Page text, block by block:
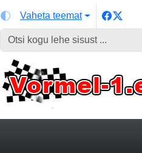
Vaheta teemat